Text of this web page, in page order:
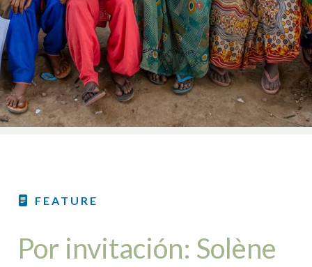
FEATURE
Por invitación: Solène